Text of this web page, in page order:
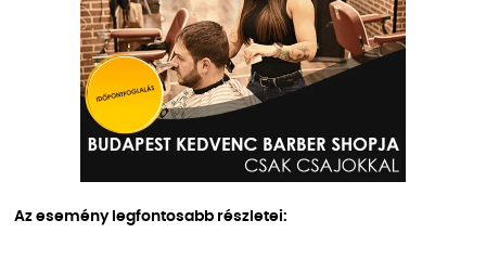
Az esemény legfontosabb részletei: